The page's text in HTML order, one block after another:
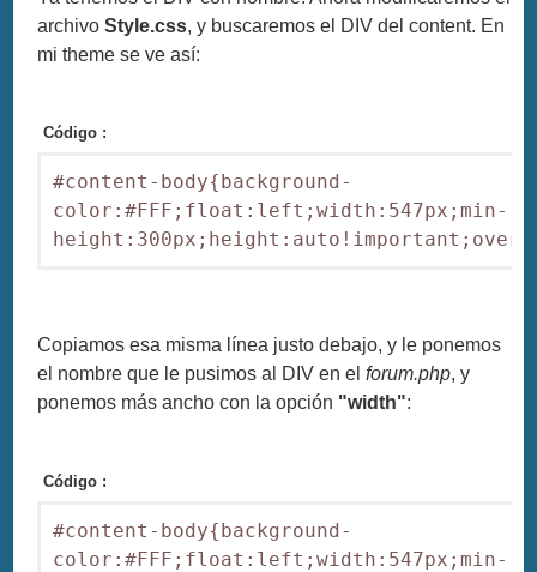
archivoStyle.css, y buscaremos el DIV del content. En
mi theme se ve así:
Código :
#content-body{background-
color:#FFF;float:left;width:547px;min-
Copiamos esa misma línea justo debajo, y le ponemos
el nombre que le pusimos al DIV en elforum.php, y
ponemos más ancho con la opción "width":
Código :
#content-body{background-
color:#FFF;float:left;width:547px;min-